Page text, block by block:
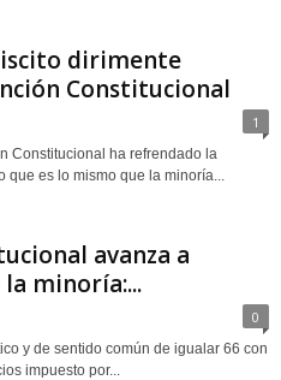
dirimente
Constitucional
1
Constitucional ha refrendado la
que es lo mismo que la minoría...
avanza a
minoría:...
0
y de sentido común de igualar 66 con
impuesto por...